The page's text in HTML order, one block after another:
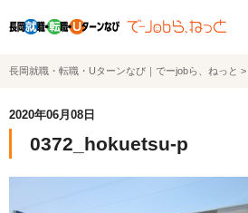
ホーム
企業・求人情報
長岡就職・転職・Uターンなび｜でーjobら、ねっと >
2020年06月08日
0372_hokuetsu-p